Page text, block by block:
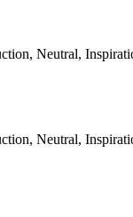
Neutral,
Neutral,